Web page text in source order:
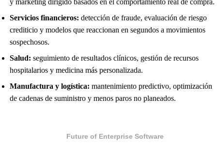
y marketing dirigido basados en el comportamiento real de compra.
Servicios financieros: detección de fraude, evaluación de riesgo
crediticio y modelos que reaccionan en segundos a movimientos
sospechosos.
Salud: seguimiento de resultados clínicos, gestión de recursos
hospitalarios y medicina más personalizada.
Manufactura y logística: mantenimiento predictivo, optimización
de cadenas de suministro y menos paros no planeados.